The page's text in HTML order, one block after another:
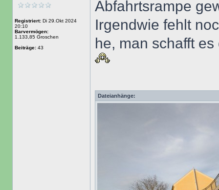
Registriert: Di 29.Okt 2024
20:10
Barvermögen:
1.133,85 Groschen
Beiträge: 43
Abfahrtsrampe
Irgendwie fehlt
he, man schafft
Dateianhänge: